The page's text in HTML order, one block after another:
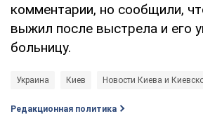
комментарии, но сообщили,
выжил после выстрела и его
больницу.
Украина Киев Новости Киева и
Редакционная политика